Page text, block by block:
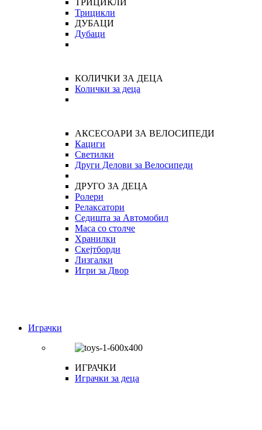
ТРИЦИКЛИ
Трицикли
ДУБАЦИ
Дубаци
КОЛИЧКИ ЗА ДЕЦА
Колички за деца
АКСЕСОАРИ ЗА ВЕЛОСИПЕДИ
Кациги
Светилки
Други Делови за Велосипеди
ДРУГО ЗА ДЕЦА
Ролери
Релаксатори
Седишта за Автомобил
Маса со столче
Хранилки
Скејтборди
Лизгалки
Игри за Двор
Играчки
ИГРАЧКИ
Играчки за деца